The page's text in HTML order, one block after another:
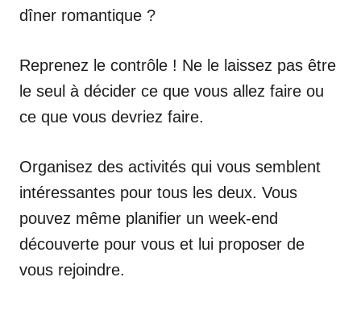
dîner romantique ?
Reprenez le contrôle ! Ne le laissez pas être
le seul à décider ce que vous allez faire ou
ce que vous devriez faire.
Organisez des activités qui vous semblent
intéressantes pour tous les deux. Vous
pouvez même planifier un week-end
découverte pour vous et lui proposer de
vous rejoindre.